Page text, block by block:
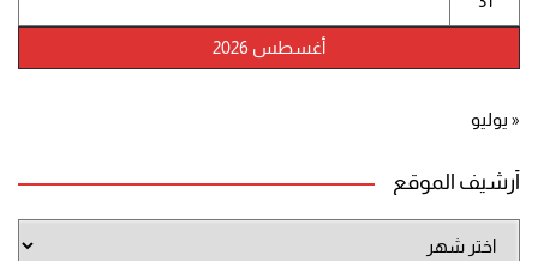
أغسطس 2026
« يوليو
أرشيف الموقع